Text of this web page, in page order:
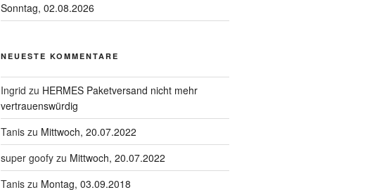
Sonntag, 02.08.2026
NEUESTE KOMMENTARE
Ingrid zu HERMES Paketversand nicht mehr
vertrauenswürdig
Taniszu Mittwoch, 20.07.2022
super goofyzu Mittwoch, 20.07.2022
Taniszu Montag, 03.09.2018